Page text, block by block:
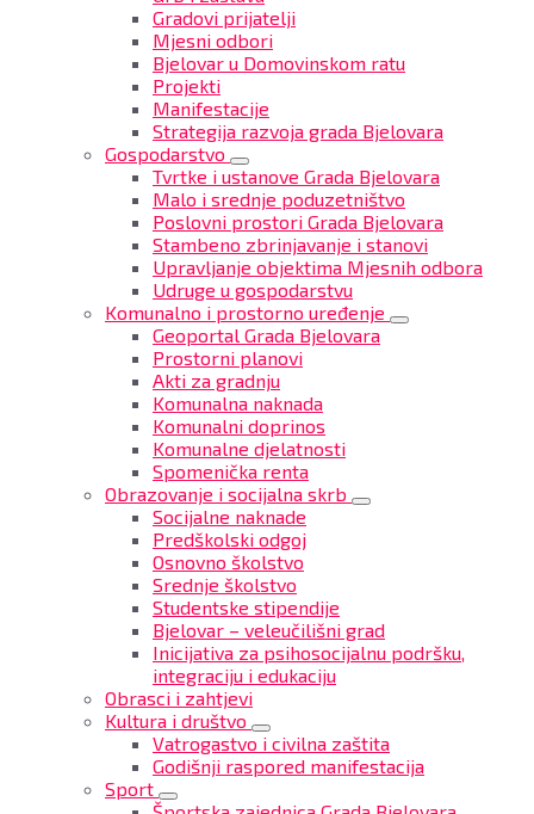
Gradovi prijatelji
Mjesni odbori
Bjelovar u Domovinskom ratu
Projekti
Manifestacije
Strategija razvoja grada Bjelovara
Gospodarstvo
Tvrtke i ustanove Grada Bjelovara
Malo i srednje poduzetništvo
Poslovni prostori Grada Bjelovara
Stambeno zbrinjavanje i stanovi
Upravljanje objektima Mjesnih odbora
Udruge u gospodarstvu
Komunalno i prostorno uređenje
Geoportal Grada Bjelovara
Prostorni planovi
Akti za gradnju
Komunalna naknada
Komunalni doprinos
Komunalne djelatnosti
Spomenička renta
Obrazovanje i socijalna skrb
Socijalne naknade
Predškolski odgoj
Osnovno školstvo
Srednje školstvo
Studentske stipendije
Bjelovar – veleučilišni grad
Inicijativa za psihosocijalnu podršku,
integraciju i edukaciju
Obrasci i zahtjevi
Kultura i društvo
Vatrogastvo i civilna zaštita
Godišnji raspored manifestacija
Sport